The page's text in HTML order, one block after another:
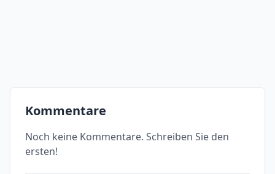
Kommentare
Noch keine Kommentare. Schreiben Sie den
ersten!